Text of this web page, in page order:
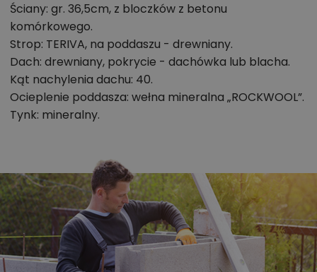
informacje szczegółowe - np. wymiary
pomieszczeń, instalacje, materiały?
Zadzwoń52 384 49 90lub
Ściany: gr. 36,5cm, z bloczków z betonu
komórkowego.
Strop: TERIVA, na poddaszu - drewniany.
Dach: drewniany, pokrycie - dachówka lub blacha.
Kąt nachylenia dachu: 40.
Ocieplenie poddasza: wełna mineralna „ROCKWOOL”.
Tynk: mineralny.